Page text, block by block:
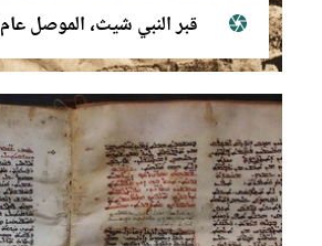
قبر النبي شيث، الموصل عام ١٩٢٣